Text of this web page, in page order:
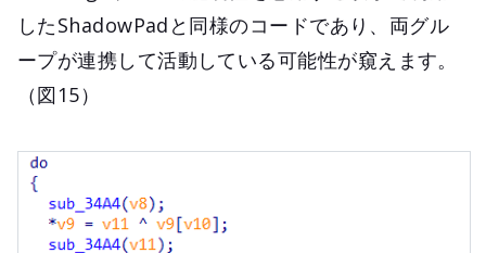
したShadowPadと同様のコードであり、両グル
ープが連携して活動している可能性が窺えます。
（図15）